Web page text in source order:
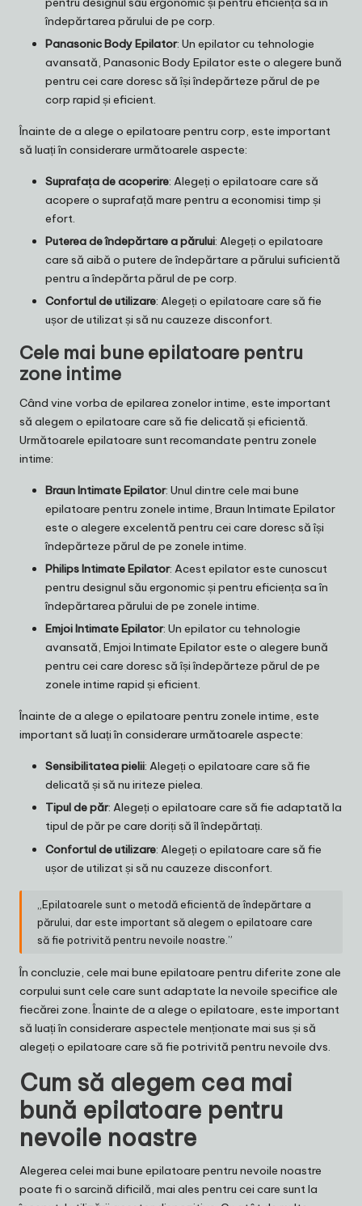
îndepărtarea părului de pe corp.
Panasonic Body Epilator: Un epilator cu tehnologie
avansată, Panasonic Body Epilator este o alegere bună
pentru cei care doresc să își îndepărteze părul de pe
corp rapid și eficient.
Înainte de a alege o epilatoare pentru corp, este important
să luați în considerare următoarele aspecte:
Suprafața de acoperire: Alegeți o epilatoare care să
acopere o suprafață mare pentru a economisi timp și
efort.
Puterea de îndepărtare a părului: Alegeți o epilatoare
care să aibă o putere de îndepărtare a părului suficientă
pentru a îndepărta părul de pe corp.
Confortul de utilizare: Alegeți o epilatoare care să fie
ușor de utilizat și să nu cauzeze disconfort.
Cele mai bune epilatoare pentru
zone intime
Când vine vorba de epilarea zonelor intime, este important
să alegem o epilatoare care să fie delicată și eficientă.
Următoarele epilatoare sunt recomandate pentru zonele
intime:
Braun Intimate Epilator: Unul dintre cele mai bune
epilatoare pentru zonele intime, Braun Intimate Epilator
este o alegere excelentă pentru cei care doresc să își
îndepărteze părul de pe zonele intime.
Philips Intimate Epilator: Acest epilator este cunoscut
pentru designul său ergonomic și pentru eficiența sa în
îndepărtarea părului de pe zonele intime.
Emjoi Intimate Epilator: Un epilator cu tehnologie
avansată, Emjoi Intimate Epilator este o alegere bună
pentru cei care doresc să își îndepărteze părul de pe
zonele intime rapid și eficient.
Înainte de a alege o epilatoare pentru zonele intime, este
important să luați în considerare următoarele aspecte:
Sensibilitatea pielii: Alegeți o epilatoare care să fie
delicată și să nu iriteze pielea.
Tipul de păr: Alegeți o epilatoare care să fie adaptată la
tipul de păr pe care doriți să îl îndepărtați.
Confortul de utilizare: Alegeți o epilatoare care să fie
ușor de utilizat și să nu cauzeze disconfort.
„Epilatoarele sunt o metodă eficientă de îndepărtare a
părului, dar este important să alegem o epilatoare care
să fie potrivită pentru nevoile noastre.”
În concluzie, cele mai bune epilatoare pentru diferite zone ale
corpului sunt cele care sunt adaptate la nevoile specifice ale
fiecărei zone. Înainte de a alege o epilatoare, este important
să luați în considerare aspectele menționate mai sus și să
alegeți o epilatoare care să fie potrivită pentru nevoile dvs.
Cum să alegem cea mai
bună epilatoare pentru
nevoile noastre
Alegerea celei mai bune epilatoare pentru nevoile noastre
poate fi o sarcină dificilă, mai ales pentru cei care sunt la